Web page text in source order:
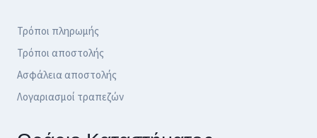
Τρόποι πληρωμής
Τρόποι αποστολής
Ασφάλεια αποστολής
Λογαριασμοί τραπεζών